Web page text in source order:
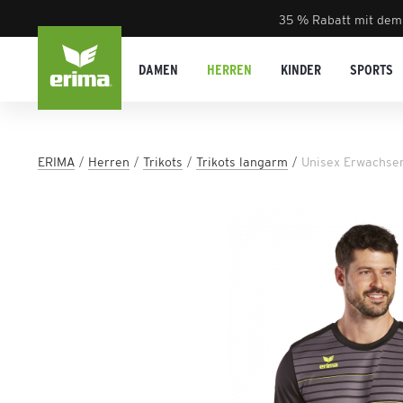
35 % Rabatt mit
DAMEN HERREN KINDER SPORTS
ERIMA Herren Trikots Trikots langarm Unisex